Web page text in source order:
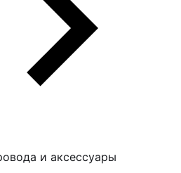
и аксессуары